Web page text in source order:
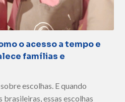
o acesso a tempo e
famílias e
escolhas. E quando
brasileiras, essas escolhas